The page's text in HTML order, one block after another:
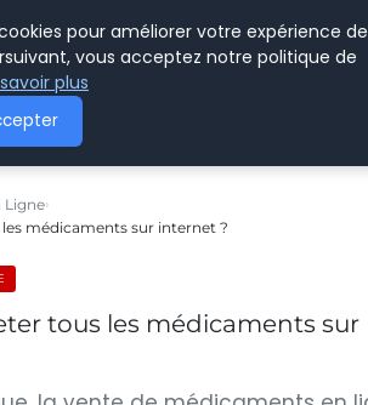
Ligne
médicaments sur internet ?
tous les médicaments sur
pour améliorer votre expérience de
vous acceptez notre politique de
plus